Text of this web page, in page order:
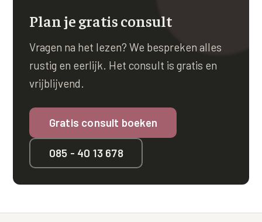
Plan je gratis consult
Vragen na het lezen? We bespreken alles
rustig en eerlijk. Het consult is gratis en
vrijblijvend.
Gratis consult boeken
085 - 40 13 678